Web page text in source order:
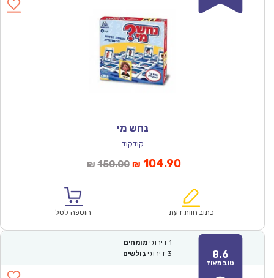
נחש מי
קודקוד
₪ 150.00המחיר
₪150.00.
₪ 104.90המחיר
הוא:
כתוב חוות דעת הוספה לסל
8.6
טוב מאוד
1 דירוגי מומחים
3 דירוגי גולשים